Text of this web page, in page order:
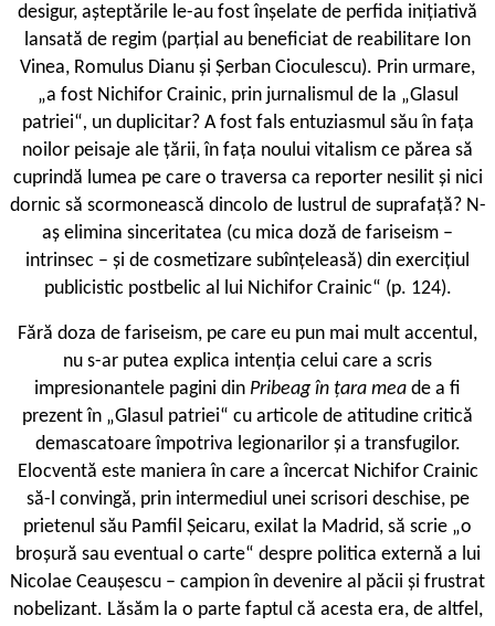
desigur, așteptările le-au fost înșelate de perfida inițiativă
lansată de regim (parțial au beneficiat de reabilitare Ion
Vinea, Romulus Dianu și Șerban Cioculescu). Prin urmare,
„a fost Nichifor Crainic, prin jurnalismul de la „Glasul
patriei“, un duplicitar? A fost fals entuziasmul său în fața
noilor peisaje ale țării, în fața noului vitalism ce părea să
cuprindă lumea pe care o traversa ca reporter nesilit și nici
dornic să scormonească dincolo de lustrul de suprafață? N-
aș elimina sinceritatea (cu mica doză de fariseism –
intrinsec – și de cosmetizare subînțeleasă) din exercițiul
publicistic postbelic al lui Nichifor Crainic“ (p. 124).
Fără doza de fariseism, pe care eu pun mai mult accentul,
nu s-ar putea explica intenția celui care a scris
impresionantele pagini din Pribeag în țara mea de a fi
prezent în „Glasul patriei“ cu articole de atitudine critică
demascatoare împotriva legionarilor și a transfugilor.
Elocventă este maniera în care a încercat Nichifor Crainic
să-l convingă, prin intermediul unei scrisori deschise, pe
prietenul său Pamfil Șeicaru, exilat la Madrid, să scrie „o
broșură sau eventual o carte“ despre politica externă a lui
Nicolae Ceaușescu – campion în devenire al păcii și frustrat
nobelizant. Lăsăm la o parte faptul că acesta era, de altfel,